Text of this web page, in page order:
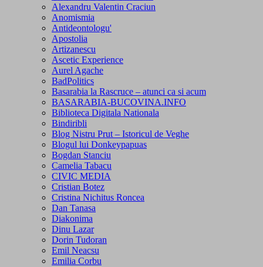
Alexandru Valentin Craciun
Anomismia
Antideontologu'
Apostolia
Artizanescu
Ascetic Experience
Aurel Agache
BadPolitics
Basarabia la Rascruce – atunci ca si acum
BASARABIA-BUCOVINA.INFO
Biblioteca Digitala Nationala
Bindiribli
Blog Nistru Prut – Istoricul de Veghe
Blogul lui Donkeypapuas
Bogdan Stanciu
Camelia Tabacu
CIVIC MEDIA
Cristian Botez
Cristina Nichitus Roncea
Dan Tanasa
Diakonima
Dinu Lazar
Dorin Tudoran
Emil Neacsu
Emilia Corbu